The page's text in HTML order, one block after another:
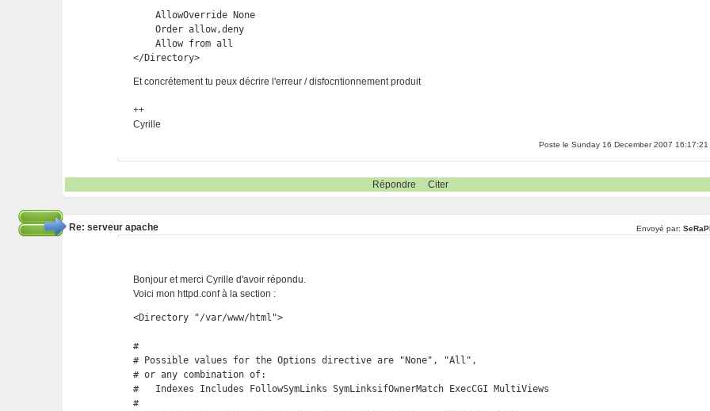
    AllowOverride None
    Order allow,deny
    Allow from all
</Directory>
Et concrétement tu peux décrire l'erreur / disfocntionnement produit
++
Cyrille
Poste le Sunday 16 December 2007 16:17:21
Répondre Citer
Re: serveur apache Envoyé par:
Bonjour et merci Cyrille d'avoir répondu.
Voici mon httpd.conf à la section :
<Directory "/var/www/html">
#
# Possible values for the Options directive are "None", "All",
# or any combination of:
#   Indexes Includes FollowSymLinks SymLinksifOwnerMatch ExecCGI MultiViews
#